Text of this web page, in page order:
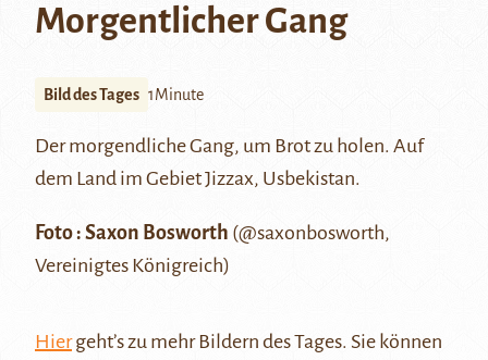
Morgentlicher Gang
Bild des Tages 1Minute
Der morgendliche Gang, um Brot zu holen. Auf
dem Land im GebietJizzax, Usbekistan.
Foto : Saxon Bosworth (@saxonbosworth,
Vereinigtes Königreich)
Hiergeht’s zu mehr Bildern des Tages. Sie können